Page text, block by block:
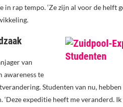
rap tempo. ‘Ze zijn al voor de helft
van
awareness te
Studenten van nu,
expeditie heeft me veranderd.